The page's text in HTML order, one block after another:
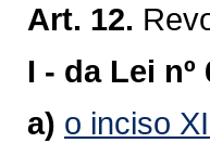
Art. 12.
I - da Lei nº
a) o inciso